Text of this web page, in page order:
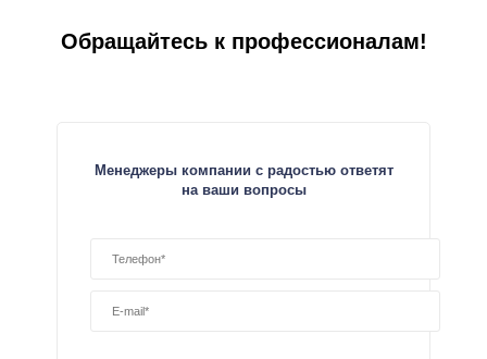
Обращайтесь к профессионалам!
Менеджеры компании с радостью ответят
на ваши вопросы